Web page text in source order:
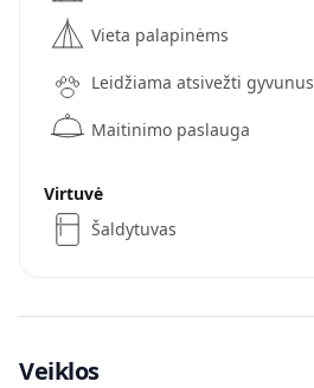
Vieta palapinėms
Leidžiama atsivežti gyvunus
Maitinimo paslauga
Virtuvė
Šaldytuvas
Veiklos